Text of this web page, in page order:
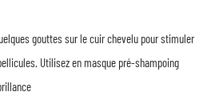
gouttes sur le cuir chevelu pour stimuler
Utilisez en masque pré-shampoing